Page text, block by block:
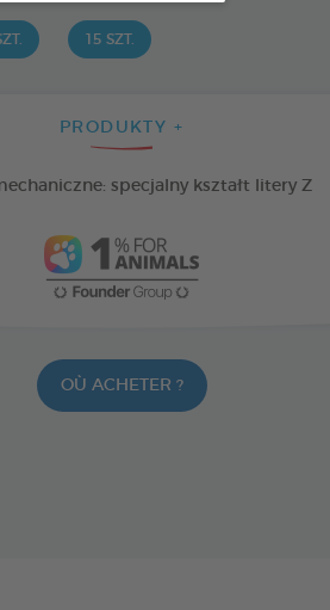
15 SZT.
PRODUKTY +
specjalny kształt litery Z
OÙ ACHETER ?